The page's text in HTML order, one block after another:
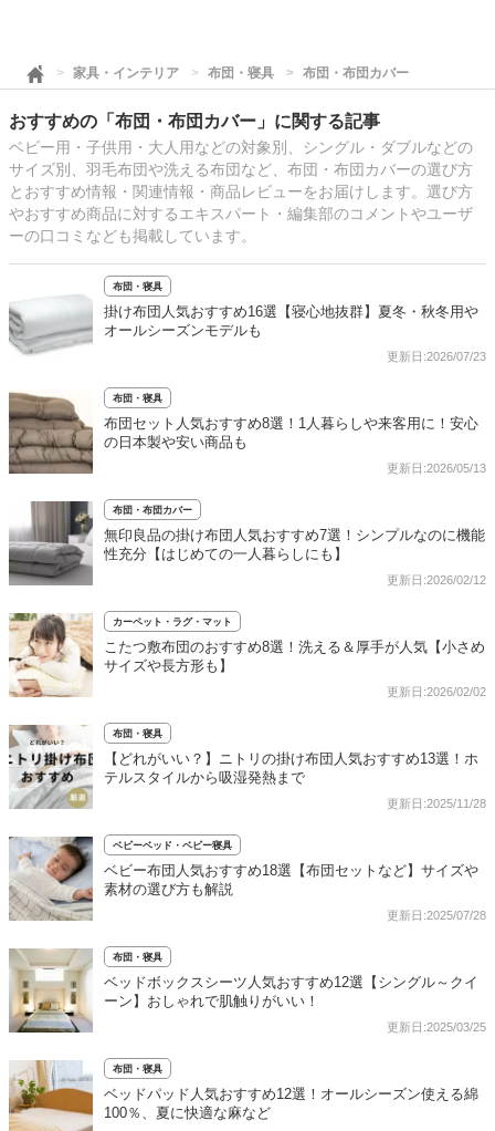
家具・インテリア 布団・寝具 布団・布団カバー
おすすめの「布団・布団カバー」に関する記事
ベビー用・子供用・大人用などの対象別、シングル・ダブルなどの
サイズ別、羽毛布団や洗える布団など、布団・布団カバーの選び方
とおすすめ情報・関連情報・商品レビューをお届けします。選び方
やおすすめ商品に対するエキスパート・編集部のコメントやユーザ
ーの口コミなども掲載しています。
布団・寝具
掛け布団人気おすすめ16選【寝心地抜群】夏冬・秋冬用や
オールシーズンモデルも
更新日:2026/07/23
布団・寝具
布団セット人気おすすめ8選！1人暮らしや来客用に！安心
の日本製や安い商品も
更新日:2026/05/13
布団・布団カバー
無印良品の掛け布団人気おすすめ7選！シンプルなのに機能
性充分【はじめての一人暮らしにも】
更新日:2026/02/12
カーペット・ラグ・マット
こたつ敷布団のおすすめ8選！洗える＆厚手が人気【小さめ
サイズや長方形も】
更新日:2026/02/02
布団・寝具
【どれがいい？】ニトリの掛け布団人気おすすめ13選！ホ
テルスタイルから吸湿発熱まで
更新日:2025/11/28
ベビーベッド・ベビー寝具
ベビー布団人気おすすめ18選【布団セットなど】サイズや
素材の選び方も解説
更新日:2025/07/28
布団・寝具
ベッドボックスシーツ人気おすすめ12選【シングル～クイ
ーン】おしゃれで肌触りがいい！
更新日:2025/03/25
布団・寝具
ベッドパッド人気おすすめ12選！オールシーズン使える綿
100％、夏に快適な麻など